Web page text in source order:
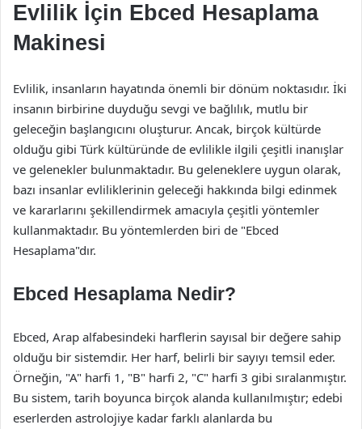
Evlilik İçin Ebced Hesaplama
Makinesi
Evlilik, insanların hayatında önemli bir dönüm noktasıdır. İki
insanın birbirine duyduğu sevgi ve bağlılık, mutlu bir
geleceğin başlangıcını oluşturur. Ancak, birçok kültürde
olduğu gibi Türk kültüründe de evlilikle ilgili çeşitli inanışlar
ve gelenekler bulunmaktadır. Bu geleneklere uygun olarak,
bazı insanlar evliliklerinin geleceği hakkında bilgi edinmek
ve kararlarını şekillendirmek amacıyla çeşitli yöntemler
kullanmaktadır. Bu yöntemlerden biri de "Ebced
Hesaplama"dır.
Ebced Hesaplama Nedir?
Ebced, Arap alfabesindeki harflerin sayısal bir değere sahip
olduğu bir sistemdir. Her harf, belirli bir sayıyı temsil eder.
Örneğin, "A" harfi 1, "B" harfi 2, "C" harfi 3 gibi sıralanmıştır.
Bu sistem, tarih boyunca birçok alanda kullanılmıştır; edebi
eserlerden astrolojiye kadar farklı alanlarda bu